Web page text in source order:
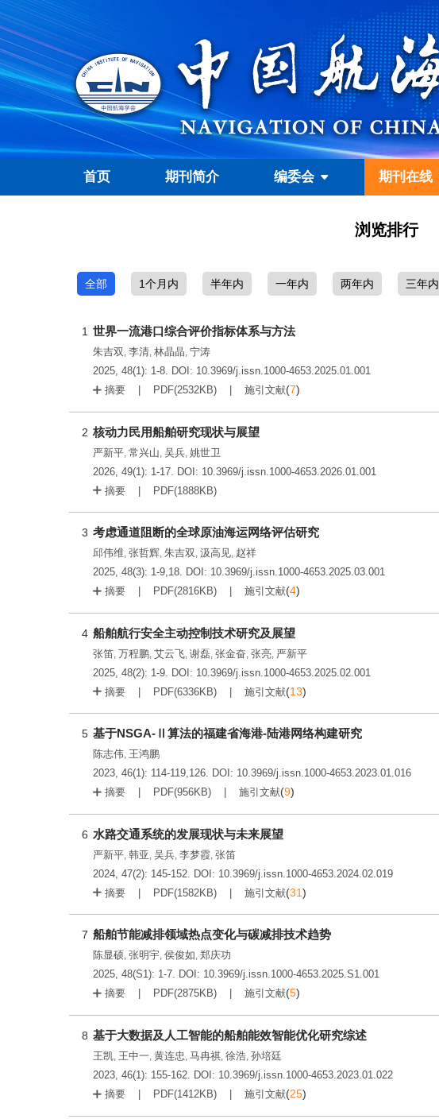
首页 期刊简介 编委会 期刊在线
浏览排行
全部 1个月内 半年内 一年内 两年内 三年内
1 世界一流港口综合评价指标体系与方法
朱吉双, 李清, 林晶晶, 宁涛
2025, 48(1): 1-8. DOI: 10.3969/j.issn.1000-4653.2025.01.001
摘要
PDF(2532KB) 施引文献(7)
2 核动力民用船舶研究现状与展望
严新平 常兴山 吴兵 姚世卫
2026, 49(1): 1-17. DOI: 10.3969/j.issn.1000-4653.2026.01.001
摘要
PDF(1888KB)
3 考虑通道阻断的全球原油海运网络评估研究
邱伟维, 张哲辉, 朱吉双, 汲高见, 赵祥
2025, 48(3): 1-9,18. DOI: 10.3969/j.issn.1000-4653.2025.03.001
摘要
PDF(2816KB) 施引文献(4)
4 船舶航行安全主动控制技术研究及展望
张笛 万程鹏 艾云飞 谢磊 张金奋 张亮 严新平
2025, 48(2): 1-9. DOI: 10.3969/j.issn.1000-4653.2025.02.001
摘要
PDF(6336KB) 施引文献(13)
5 基于NSGA-Ⅱ算法的福建省海港-陆港网络构建研究
陈志伟, 王鸿鹏
2023, 46(1): 114-119,126. DOI: 10.3969/j.issn.1000-4653.2023.01.016
摘要
PDF(956KB) 施引文献(9)
6 水路交通系统的发展现状与未来展望
严新平, 韩亚, 吴兵, 李梦霞, 张笛
2024, 47(2): 145-152.
DOI: 10.3969/j.issn.1000-4653.2024.02.019
摘要
PDF(1582KB) 施引文献(31)
7 船舶节能减排领域热点变化与碳减排技术趋势
陈显硕, 张明宇, 侯俊如, 郑庆功
2025, 48(S1): 1-7. DOI: 10.3969/j.issn.1000-4653.2025.S1.001
摘要
PDF(2875KB) 施引文献(5)
8 基于大数据及人工智能的船舶能效智能优化研究综述
王凯, 王中一, 黄连忠, 马冉祺, 徐浩, 孙培廷
2023, 46(1): 155-162.
DOI: 10.3969/j.issn.1000-4653.2023.01.022
摘要
PDF(1412KB) 施引文献(25)